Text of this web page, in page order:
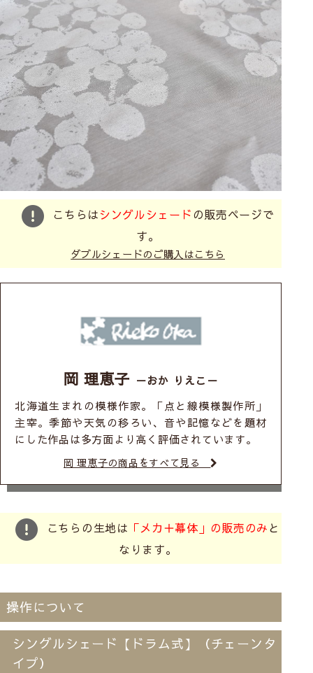
こちらはシングルシェード の販売ページで
す。
ダブルシェードのご購入はこちら
岡 理恵子 －おか りえこ－
北海道生まれの模様作家。「点と線模様製作所」
主宰。季節や天気の移ろい、音や記憶などを題材
にした作品は多方面より高く評価されています。
岡 理恵子の商品をすべて見る
こちらの生地は 「メカ＋幕体」の販売のみと
なります。
操作について
シングルシェード【ドラム式】
（チェーンタ
イプ）